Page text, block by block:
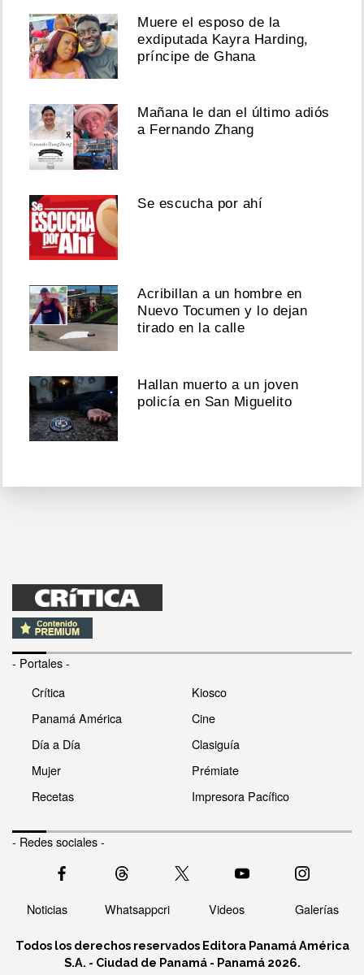
Muere el esposo de la
exdiputada Kayra Harding,
príncipe de Ghana
Mañana le dan el último adiós
a Fernando Zhang
Se escucha por ahí
Acribillan a un hombre en
Nuevo Tocumen y lo dejan
tirado en la calle
Hallan muerto a un joven
policía en San Miguelito
- Portales -
Crítica
Panamá América
Día a Día
Mujer
Recetas
Kiosco
Cine
Clasiguía
Prémiate
Impresora Pacífico
- Redes sociales -
Noticias Whatsappcri Videos Galerías
Todos los derechos reservados Editora Panamá América
S.A. - Ciudad de Panamá - Panamá 2026.